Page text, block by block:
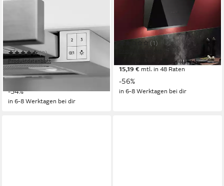
Flachschirmhaube
Beleuchtung
Drucktasten
Bedienelemente
(2)
Produktdatenblatt
219,69 € UVP479,00 €
20,06 €mtl. in 12 Raten
-54%
in 6-8 Werktagen bei dir
Kopffreihaube GV77D61SL
Betriebsgeräusch
LED-Beleuchtung
Beleuchtung
(1)
1.199,00 €
15,19 € mtl. in 48 Raten
-56%
in 6-8 Werktagen bei dir